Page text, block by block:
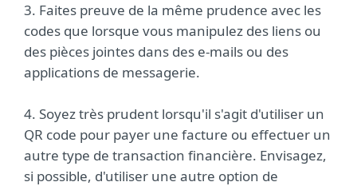
3. Faites preuve de la même prudence avec les
codes que lorsque vous manipulez des liens ou
des pièces jointes dans des e-mails ou des
applications de messagerie.
4. Soyez très prudent lorsqu'il s'agit d'utiliser un
QR code pour payer une facture ou effectuer un
autre type de transaction financière. Envisagez,
si possible, d'utiliser une autre option de